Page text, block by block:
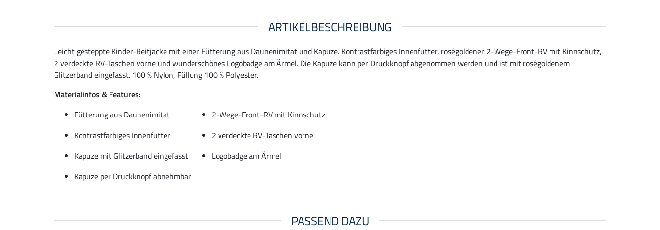
ARTIKELBESCHREIBUNG
Leicht gesteppte Kinder-Reitjacke mit einer Fütterung aus Daunenimitat und Kapuze. Kontrastfarbiges Innenfutter, roségoldener 2-Wege-Front-RV mit Kinnschutz,
2 verdeckte RV-Taschen vorne und wunderschönes Logobadge am Ärmel. Die Kapuze kann per Druckknopf abgenommen werden und ist mit roségoldenem
Glitzerband eingefasst. 100 % Nylon, Füllung 100 % Polyester.
Materialinfos & Features:
Fütterung aus Daunenimitat
2-Wege-Front-RV mit Kinnschutz
Kontrastfarbiges Innenfutter
2 verdeckte RV-Taschen vorne
Kapuze mit Glitzerband eingefasst
Logobadge am Ärmel
Kapuze per Druckknopf abnehmbar
PASSEND DAZU